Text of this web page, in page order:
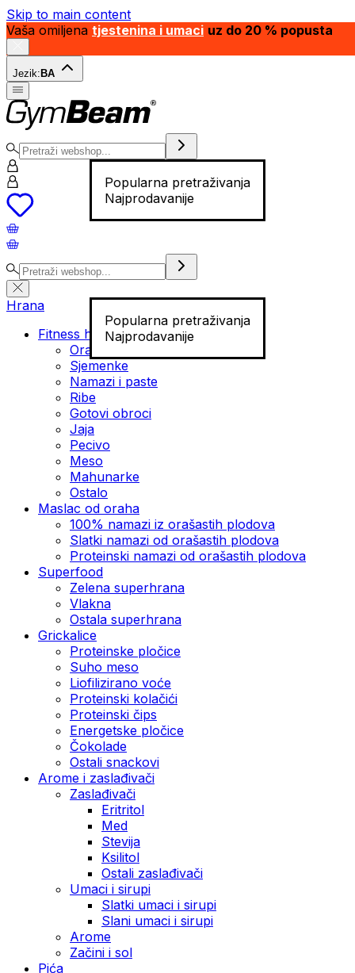
Skip to main content
Vaša omiljena tjestenina i umaci uz do 20 % popusta
Jezik: BA
Popularna pretraživanja
Najprodavanije
Popularna pretraživanja
Najprodavanije
Hrana
Fitness hrana
Orašasti plodovi
Sjemenke
Namazi i paste
Ribe
Gotovi obroci
Jaja
Pecivo
Meso
Mahunarke
Ostalo
Maslac od oraha
100% namazi iz orašastih plodova
Slatki namazi od orašastih plodova
Proteinski namazi od orašastih plodova
Superfood
Zelena superhrana
Vlakna
Ostala superhrana
Grickalice
Proteinske pločice
Suho meso
Liofilizirano voće
Proteinski kolačići
Proteinski čips
Energetske pločice
Čokolade
Ostali snackovi
Arome i zaslađivači
Zaslađivači
Eritritol
Med
Stevija
Ksilitol
Ostali zaslađivači
Umaci i sirupi
Slatki umaci i sirupi
Slani umaci i sirupi
Arome
Začini i sol
Pića